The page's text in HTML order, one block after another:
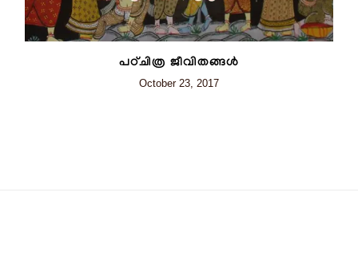
പഠ്ചിത്ര ജീവിതങ്ങൾ
October 23, 2017